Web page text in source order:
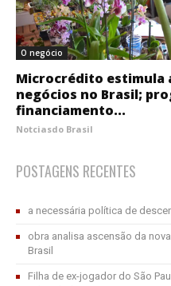
O negócio
Microcrédito estimula
negócios no Brasil;
financiamento...
Notciasdo Brasil
POSTAGENS RECENTES
a necessária política de
obra analisa ascensão da
Brasil
Filha de ex-jogador do São